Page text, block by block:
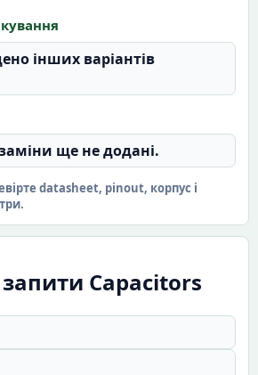
інших варіантів
ще не додані.
datasheet, pinout, корпус і
Capacitors